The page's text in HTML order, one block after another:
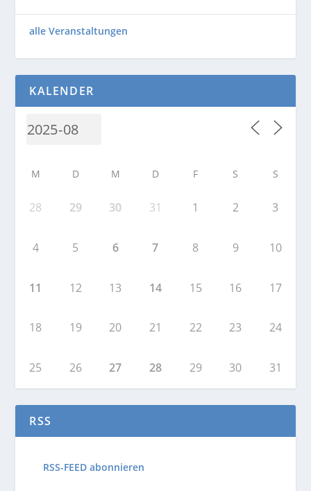
alle Veranstaltungen
KALENDER
M D M D F S S
28 29 30 31 1 2 3
4 5 6 7 8 9 10
11 12 13 14 15 16 17
18 19 20 21 22 23 24
25 26 27 28 29 30 31
RSS
RSS-FEED abonnieren